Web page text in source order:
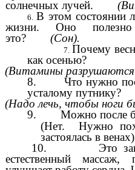
солнечных лучей.
В этом состоянии
жизни. Оно
это?
(Сон).
Почему
как осенью?
(Витамины разрушаются
8. Что нужно
усталому путнику?
(Надо лечь, чтобы ноги
9. Можно после
(Нет. Нужно
застоялась в
10. Это занятие
естественный